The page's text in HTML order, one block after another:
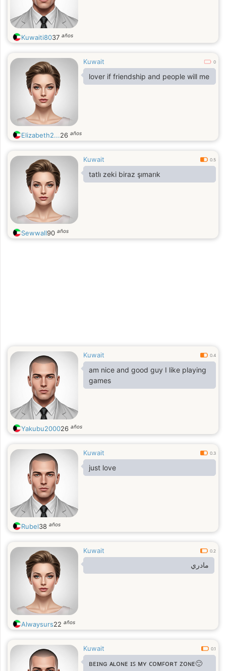
Kuwaiti8037 años
Kuwait 0
lover if friendship and people will me
Elizabeth2...26 años
Kuwait 0.5
tatlı zeki biraz şımarık
Sewwall90 años
Kuwait 0.4
am nice and good guy I like playing
games
Yakubu200026 años
Kuwait 0.3
just love
Rubel38 años
Kuwait 0.2
مادري
Alwaysurs22 años
Kuwait 0.1
ʙᴇɪɴɢ ᴀʟᴏɴᴇ ɪꜱ ᴍʏ ᴄᴏᴍꜰᴏʀᴛ ᴢᴏɴᴇ🙂